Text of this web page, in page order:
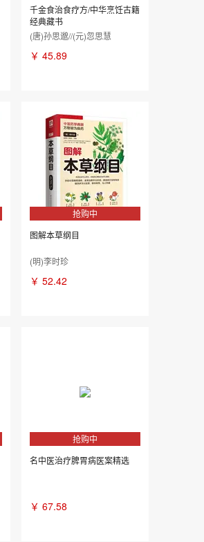
千金食治食疗方/中华烹饪古籍
经典藏书
(唐)孙思邈//(元)忽思慧
￥ 45.89
抢购中
图解本草纲目
(明)李时珍
￥ 52.42
抢购中
名中医治疗脾胃病医案精选
￥ 67.58